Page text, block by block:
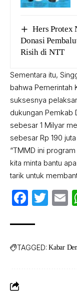
Hers Protex
Donasi
Risih di NTT
Sementara itu,
bahwa Pemerintah
suksesnya
dukungan Pemkab
sebesar 1 Milyar
sebesar Rp 190
“TMMD ini
kita minta bantu
tarik untuk
TAGGED: Kabar